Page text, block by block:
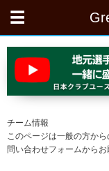
チーム情報
このページは一般の方か
問い合わせフォームからお